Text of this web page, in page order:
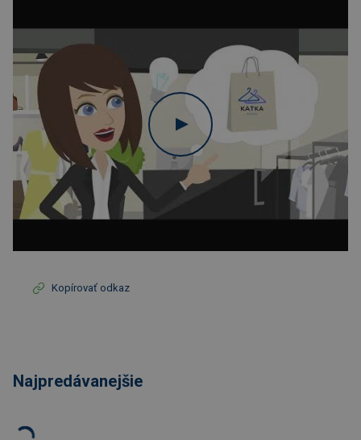
Kopírovať odkaz
Najpredávanejšie